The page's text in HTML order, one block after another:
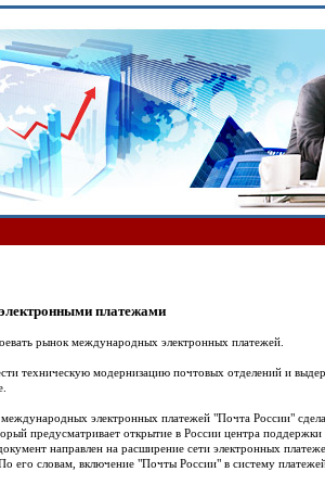
платежами
рынок международных электронных платежей.
техническую модернизацию почтовых отделений и
электронных платежей "Почта России"
предусматривает открытие в России центра
направлен на расширение сети электронных
его словам, включение "Почты России" в систему платежей